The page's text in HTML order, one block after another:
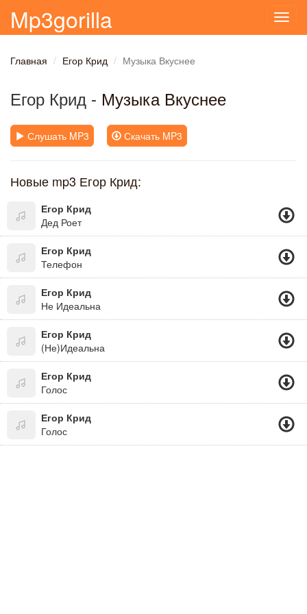
Mp3gorilla
Главная Егор Крид Музыка Вкуснее
Егор Крид - Музыка Вкуснее
Слушать MP3 Скачать MP3
Новые mp3 Егор Крид:
Егор Крид
Дед Роет
Егор Крид
Телефон
Егор Крид
Не Идеальна
Егор Крид
(Не)Идеальна
Егор Крид
Голос
Егор Крид
Голос